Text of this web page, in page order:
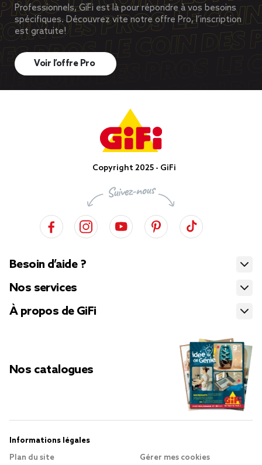
Professionnels, GiFi est là pour répondre à vos besoins
spécifiques. Découvrez vite notre offre Pro, l’inscription
est gratuite!
Voir l’offre Pro
Copyright 2025 - GiFi
Besoin d’aide ?
Nos services
À propos de GiFi
Nos catalogues
Informations légales
Plan du site
Gérer mes cookies